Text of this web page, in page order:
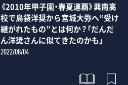
《2010年甲子園・春夏連覇》興南高
校で島袋洋奨から宮城大弥へ“受け
継がれたもの”とは何か？「だんだ
ん洋奨さんに似てきたのかも」
2022/08/04